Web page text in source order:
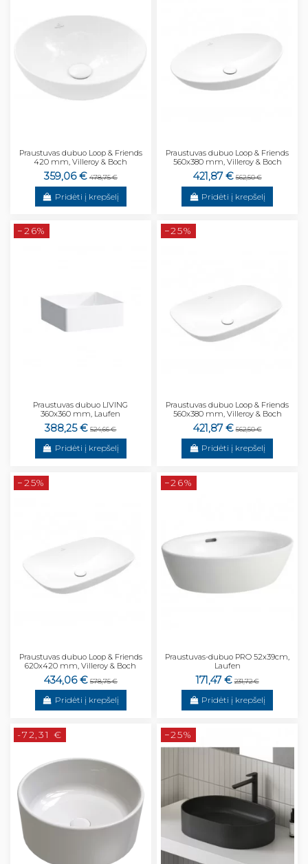
Praustuvas dubuo Loop & Friends
420 mm, Villeroy & Boch
359,06 € 478,75 €
Pridėti į krepšelį
Praustuvas dubuo Loop & Friends
560x380 mm, Villeroy & Boch
421,87 € 562,50 €
Pridėti į krepšelį
−26%
Praustuvas dubuo LIVING
360x360 mm, Laufen
388,25 € 524,66 €
Pridėti į krepšelį
−25%
Praustuvas dubuo Loop & Friends
560x380 mm, Villeroy & Boch
421,87 € 562,50 €
Pridėti į krepšelį
−25%
Praustuvas dubuo Loop & Friends
620x420 mm, Villeroy & Boch
434,06 € 578,75 €
Pridėti į krepšelį
−26%
Praustuvas-dubuo PRO 52x39cm,
Laufen
171,47 € 231,72 €
Pridėti į krepšelį
-72,31 € −25%